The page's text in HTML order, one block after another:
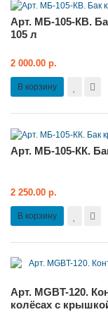
Арт. МБ-105-КВ.
105 л
2 000.00 р.
В корзину
Арт. МБ-105-КК.
2 250.00 р.
В корзину
Арт. MGBT-120.
колёсах с